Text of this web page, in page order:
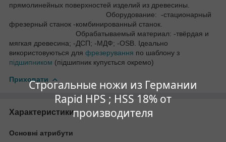
Строгальные ножи из Германии
Rapid HPS ; HSS 18% от
производителя
прямолинейных поверхностей изделий из древесины.
Оборудование: -стационарный
фрезерный станок -комбинированный станок.
Обрабатываемый материал: -твёрдая и
мягкая древесина; -ДСП; -МДФ; -OSB. Ідеально
використовуються для фрезерування по шаблону з
підшипником (підшипник купується окремо)
Приховати
Характеристики
Основні атрибути